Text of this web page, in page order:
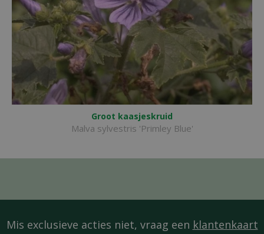
Groot kaasjeskruid
Malva sylvestris 'Primley Blue'
Mis exclusieve acties niet, vraag een klantenkaart